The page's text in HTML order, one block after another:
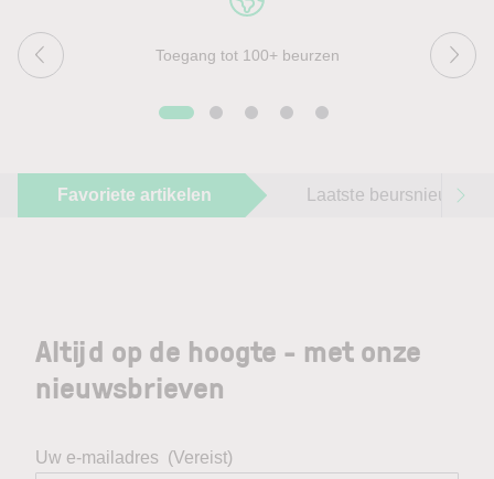
Toegang tot 100+ beurzen
Favoriete artikelen Laatste beursnieuws
Altijd op de hoogte - met onze
nieuwsbrieven
Uw e-mailadres (Vereist)